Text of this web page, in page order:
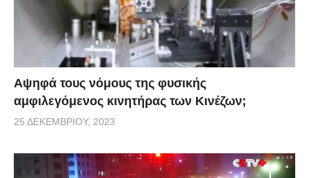
Αψηφά τους νόμους της φυσικής
αμφιλεγόμενος κινητήρας των Κινέζων;
25 ΔΕΚΕΜΒΡΊΟΥ, 2023